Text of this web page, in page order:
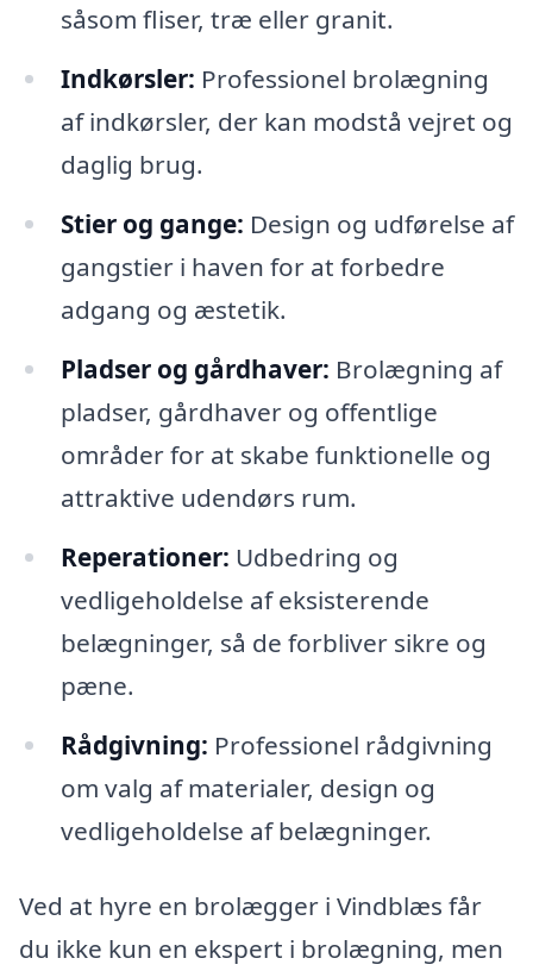
såsom fliser, træ eller granit.
Indkørsler: Professionel brolægning
af indkørsler, der kan modstå vejret og
daglig brug.
Stier og gange: Design og udførelse af
gangstier i haven for at forbedre
adgang og æstetik.
Pladser og gårdhaver: Brolægning af
pladser, gårdhaver og offentlige
områder for at skabe funktionelle og
attraktive udendørs rum.
Reperationer: Udbedring og
vedligeholdelse af eksisterende
belægninger, så de forbliver sikre og
pæne.
Rådgivning: Professionel rådgivning
om valg af materialer, design og
vedligeholdelse af belægninger.
Ved at hyre en brolægger i Vindblæs får
du ikke kun en ekspert i brolægning, men